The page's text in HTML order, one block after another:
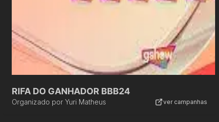
RIFA DO GANHADOR BBB24
Organizado por Yuri Matheus ver campanhas